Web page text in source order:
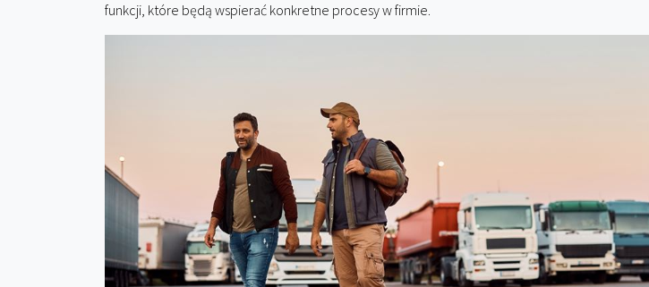
funkcji, które będą wspierać konkretne procesy w firmie.